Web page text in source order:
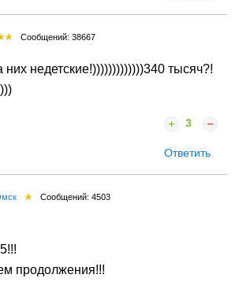
Сообщений: 38667
недетские!)))))))))))))340 тысяч?!
3
Ответить
Сообщений: 4503
продолжения!!!